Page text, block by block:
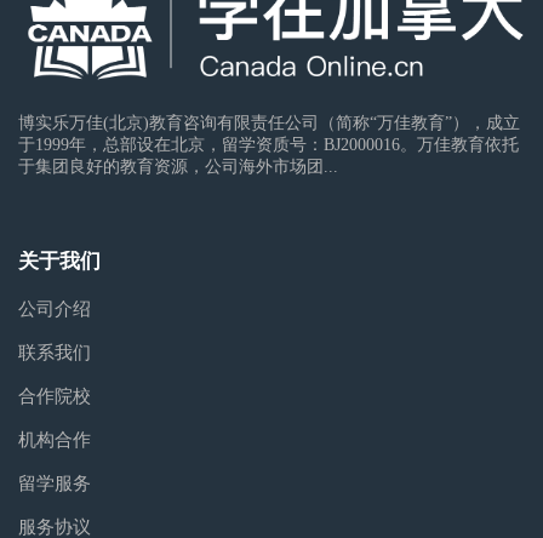
博实乐万佳(北京)教育咨询有限责任公司（简称“万佳教育”），成立
于1999年，总部设在北京，留学资质号：BJ2000016。万佳教育依托
于集团良好的教育资源，公司海外市场团...
关于我们
公司介绍
联系我们
合作院校
机构合作
留学服务
服务协议